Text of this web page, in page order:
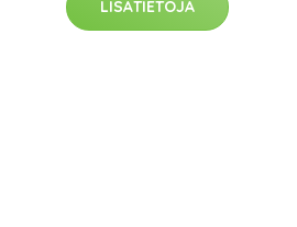
LISÄTIETOJA